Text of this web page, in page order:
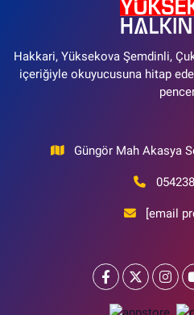
Hakkari, Yüksekova Şemdinli,
içeriğiyle okuyucusuna hitap
Güngör Mah Akasya
[email